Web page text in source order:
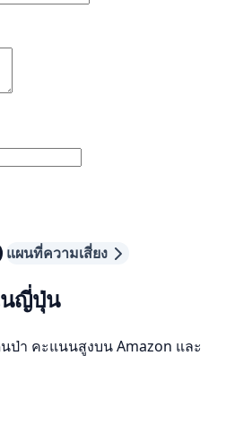
แผนที่ความเสี่ยง
ญี่ปุ่น
ป่า คะแนนสูงบน Amazon และ